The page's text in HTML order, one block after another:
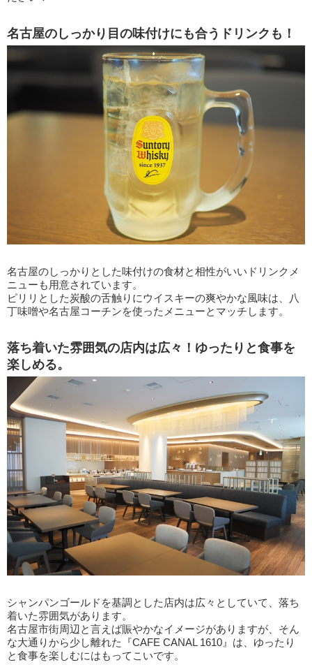
名古屋のしっかり目の味付けにも合うドリンクも！
名古屋のしっかりとした味付けの食材と相性がいいドリンクメ
ニューも用意されています。
ピリリとした炭酸の舌触りにウイスキーの爽やかな風味は、八
丁味噌や名古屋コーチンを使ったメニューとマッチします。
落ち着いた雰囲気の店内は広々！ゆったりと食事を
楽しめる。
シャンパンゴールドを基調とした店内は広々としていて、落ち
着いた雰囲気があります。
名古屋市街周辺と言えば賑やかなイメージがありますが、そん
な大通りから少し離れた『CAFE CANAL 1610』は、ゆったり
と食事を楽しむにはもってこいです。